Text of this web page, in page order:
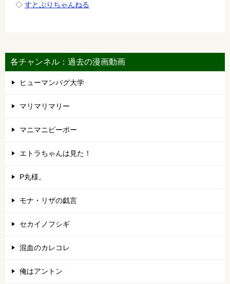
◇ すとぷりちゃんねる
各チャンネル：過去の漫画動画
ヒューマンバグ大学
マリマリマリー
マニマニピーポー
エトラちゃんは見た！
P丸様。
モナ・リザの戯言
セカイノフシギ
混血のカレコレ
俺はアントン